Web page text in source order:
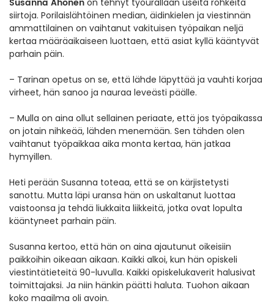
Susanna Ahonen on tehnyt työurallaan useita rohkeita
siirtoja. Porilaislähtöinen median, äidinkielen ja viestinnän
ammattilainen on vaihtanut vakituisen työpaikan neljä
kertaa määräaikaiseen luottaen, että asiat kyllä kääntyvät
parhain päin.
– Tarinan opetus on se, että lähde läpyttää ja vauhti korjaa
virheet, hän sanoo ja nauraa leveästi päälle.
– Mulla on aina ollut sellainen periaate, että jos työpaikassa
on jotain nihkeää, lähden menemään. Sen tähden olen
vaihtanut työpaikkaa aika monta kertaa, hän jatkaa
hymyillen.
Heti perään Susanna toteaa, että se on kärjistetysti
sanottu. Mutta läpi uransa hän on uskaltanut luottaa
vaistoonsa ja tehdä liukkaita liikkeitä, jotka ovat lopulta
kääntyneet parhain päin.
Susanna kertoo, että hän on aina ajautunut oikeisiin
paikkoihin oikeaan aikaan. Kaikki alkoi, kun hän opiskeli
viestintätieteitä 90-luvulla. Kaikki opiskelukaverit halusivat
toimittajaksi. Ja niin hänkin päätti haluta. Tuohon aikaan
koko maailma oli avoin.